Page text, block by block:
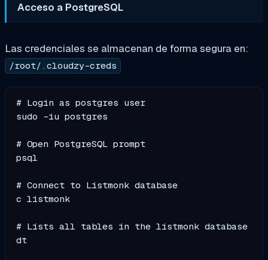
Acceso a PostgreSQL
Las credenciales se almacenan de forma segura en:
/root/.cloudzy-creds
# Login as postgres user
sudo -iu postgres
# Open PostgreSQL prompt
psql
# Connect to Listmonk database
c listmonk
# Lists all tables in the listmonk database
dt